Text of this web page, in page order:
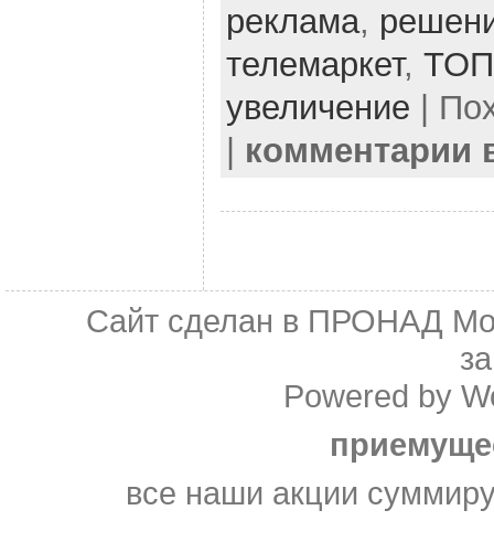
реклама,
телемаркет,
увеличение |
Сайт сделан в ПРОНАД
Powered by
все наши акции